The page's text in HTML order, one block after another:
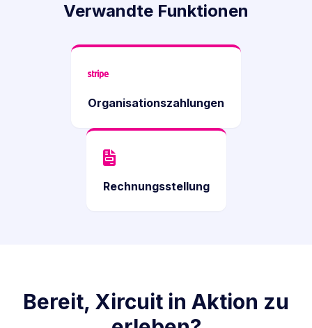
Verwandte Funktionen
Organisationszahlungen
Rechnungsstellung
Bereit, Xircuit in Aktion zu